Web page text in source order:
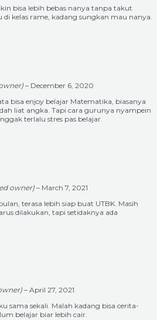
bisa lebih bebas nanya tanpa takut
di kelas rame, kadang sungkan mau nanya.
– December 6, 2020
bisa enjoy belajar Matematika, biasanya
liat angka. Tapi cara gurunya nyampein
terlalu stres pas belajar.
owner)– March 7, 2021
terasa lebih siap buat UTBK. Masih
dilakukan, tapi setidaknya ada
– April 27, 2021
sama sekali. Malah kadang bisa cerita-
belajar biar lebih cair.